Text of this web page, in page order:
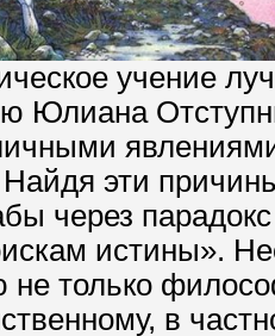
учение
Юлиана
эти
через
истины».
не только
в